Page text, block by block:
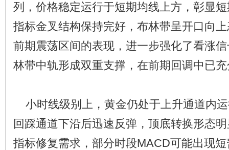
列，价格稳定运行于短期均线上方，彰显
指标金叉结构保持完好，布林带呈开口向
前期震荡区间的表现，进一步强化了看涨
林带中轨形成双重支撑，在前期回调中已
小时线级别上，黄金仍处于上升通道内
回踩通道下沿后迅速反弹，顶底转换形态
指标修复需求，部分时段MACD可能出现